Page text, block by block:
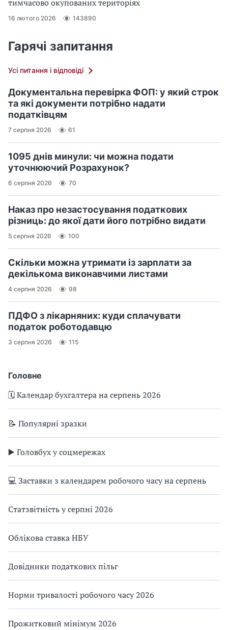
Головне
🗓️ Календар бухгалтера на серпень 2026
📝 Популярні зразки
▶️ Головбух у соцмережах
💻 Заставки з календарем робочого часу на серпень
Статзвітність у серпні 2026
Облікова ставка НБУ
Довідники податкових пільг
Норми тривалості робочого часу 2026
Прожитковий мінімум 2026
тимчасово окупованих територіях
16 лютого 2026 143890
Гарячі запитання
Усі питання і відповіді
Документальна перевірка ФОП: у який строк
та які документи потрібно надати
податківцям
7 серпня 2026 61
1095 днів минули: чи можна подати
уточнюючий Розрахунок?
6 серпня 2026 70
Наказ про незастосування податкових
різниць: до якої дати його потрібно видати
5 серпня 2026 100
Скільки можна утримати із зарплати за
декількома виконавчими листами
4 серпня 2026 98
ПДФО з лікарняних: куди сплачувати
податок роботодавцю
3 серпня 2026 115